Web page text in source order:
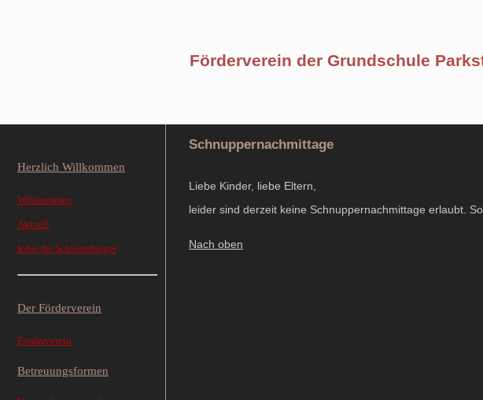
Förderverein der Grundschule
Herzlich Willkommen
Willkommen
Aktuell
Infos für Schulanfänger
Der Förderverein
Förderverein
Betreuungsformen
Schnuppernachmittage
Liebe Kinder, liebe Eltern,
leider sind derzeit keine Schnuppernachmittage erlaubt.
Nach oben